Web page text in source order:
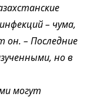
– чума,
он. – Последние
но в
могут